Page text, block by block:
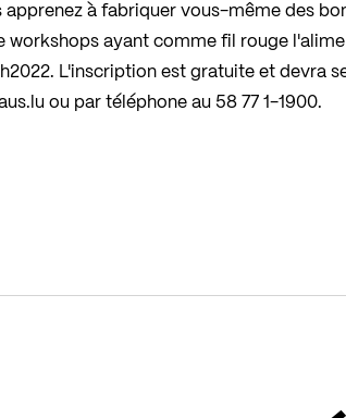
apprenez à fabriquer vous-même des
workshops ayant comme fil rouge
L'inscription est gratuite et devra
ou par téléphone au 58 77 1-1900.